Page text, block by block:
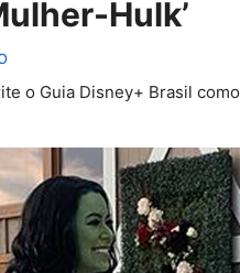
Hulk’
o Guia Disney+ Brasil como